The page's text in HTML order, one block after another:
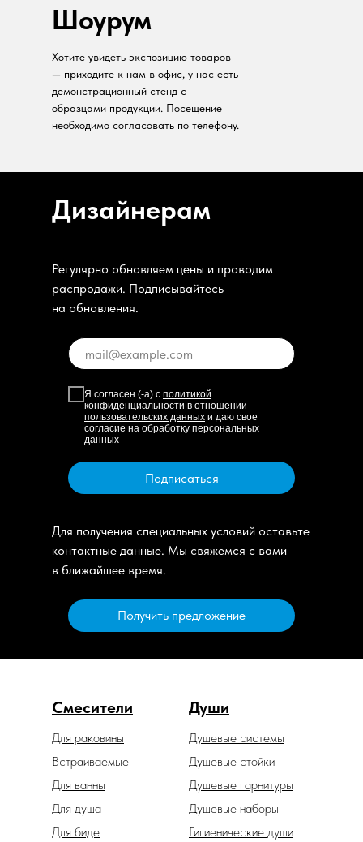
Шоурум
Хотите увидеть экспозицию товаров
— приходите к нам в офис, у нас есть
демонстрационный стенд с
образцами продукции. Посещение
необходимо согласовать по телефону.
Дизайнерам
Регулярно обновляем цены и проводим
распродажи. Подписывайтесь
на обновления.
Я согласен (-а) с политикой
конфиденциальности в отношении
пользовательских данных и даю свое
согласие на обработку персональных
данных
Подписаться
Для получения специальных условий оставьте
контактные данные. Мы свяжемся с вами
в ближайшее время.
Получить предложение
Смесители Души
Душевые гарнитуры
Душевые системы
Гигиенические души
Душевые наборы
Встраиваемые
Для биде
Для ванны
Для душа
Для раковины
Душевые стойки